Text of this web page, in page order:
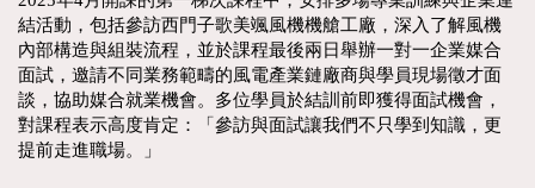
結活動，包括參訪西門子歌美颯風機機艙工廠，深入了解風機
內部構造與組裝流程，並於課程最後兩日舉辦一對一企業媒合
面試，邀請不同業務範疇的風電產業鏈廠商與學員現場徵才面
談，協助媒合就業機會。多位學員於結訓前即獲得面試機會，
對課程表示高度肯定：「參訪與面試讓我們不只學到知識，更
提前走進職場。」